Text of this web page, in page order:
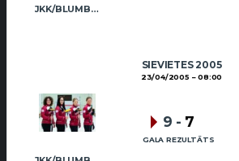
JKK/BLUMBERGA-BĒRZIŅA
SIEVIETES 2005
23/04/2005 08:00
9 - 7
GALA REZULTĀTS